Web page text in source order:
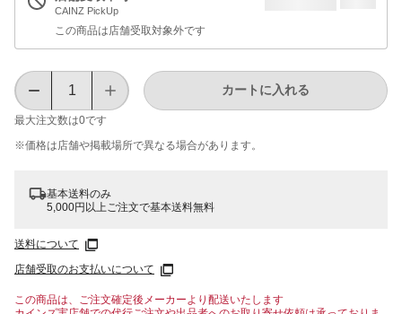
CAINZ PickUp
この商品は店舗受取対象外です
最大注文数は0です
カートに入れる
※価格は​店舗や​掲載場所で​異なる​場合が​あります。
基本送料のみ
5,000円以上ご注文で基本送料無料
送料について
店舗受取のお支払いについて
この商品は、ご注文確定後メーカーより配送いたします